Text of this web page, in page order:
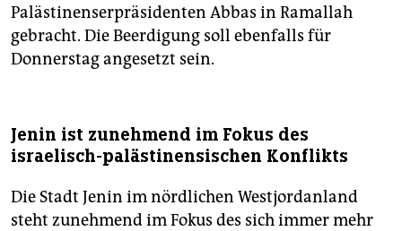
Palästinenserpräsidenten Abbas in Ramallah
gebracht. Die Beerdigung soll ebenfalls für
Donnerstag angesetzt sein.
Jenin ist zunehmend im Fokus des
israelisch-palästinensischen Konflikts
Die Stadt Jenin im nördlichen Westjordanland
steht zunehmend im Fokus des sich immer mehr